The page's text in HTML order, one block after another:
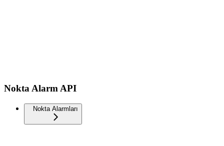
Nokta Alarm API
Nokta Alarmları